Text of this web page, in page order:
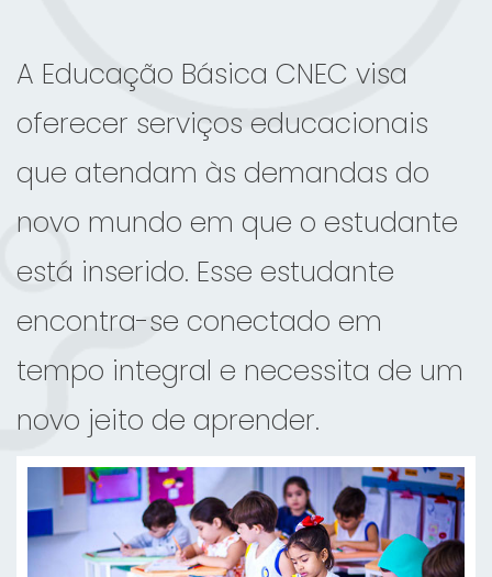
A Educação Básica CNEC visa
oferecer serviços educacionais
que atendam às demandas do
novo mundo em que o estudante
está inserido. Esse estudante
encontra-se conectado em
tempo integral e necessita de um
novo jeito de aprender.